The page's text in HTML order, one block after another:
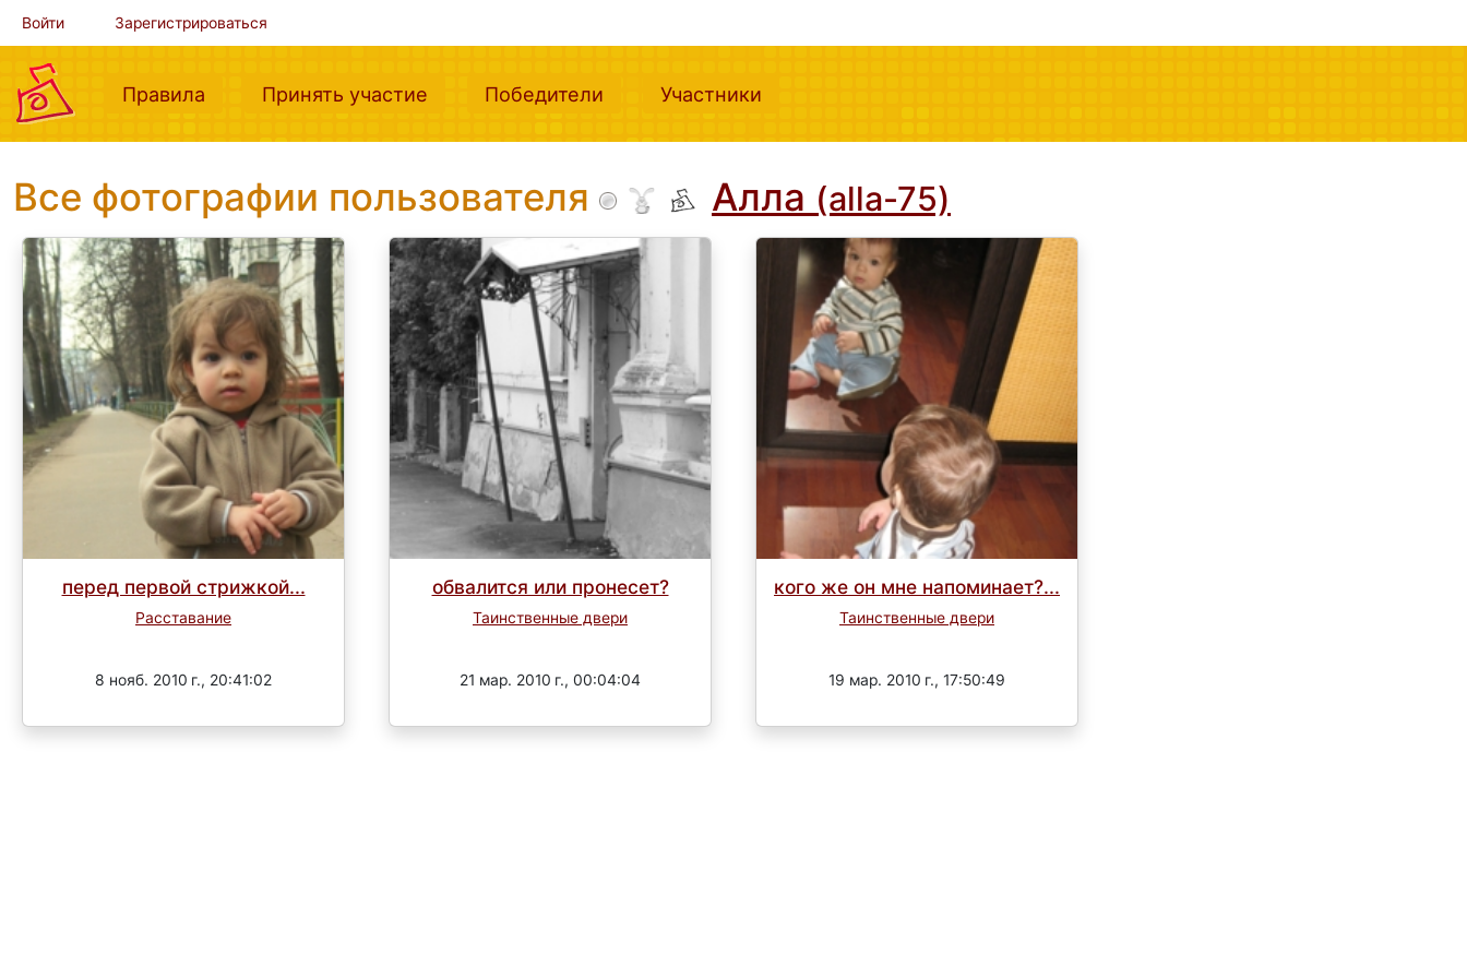
Войти Зарегистрироваться
Правила (current)Принять участие (current)Победители (current)Участники
Все фотографии пользователя Алла (alla-75)
перед первой стрижкой...
Расставание
8 нояб. 2010 г., 20:41:02
обвалится или пронесет?
Таинственные двери
21 мар. 2010 г., 00:04:04
кого же он мне напоминает?...
Таинственные двери
19 мар. 2010 г., 17:50:49